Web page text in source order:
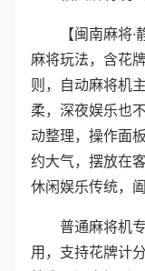
【闽南麻将
麻将玩法，含花
则，自动麻将机
柔，深夜娱乐也
动整理，操作面
约大气，摆放在
休闲娱乐传统，
普通麻将机
用，支持花牌计